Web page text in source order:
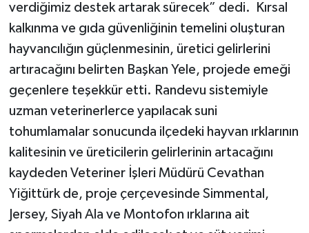
verdiğimiz destek artarak sürecek” dedi. Kırsal
kalkınma ve gıda güvenliğinin temelini oluşturan
hayvancılığın güçlenmesinin, üretici gelirlerini
artıracağını belirten Başkan Yele, projede emeği
geçenlere teşekkür etti. Randevu sistemiyle
uzman veterinerlerce yapılacak suni
tohumlamalar sonucunda ilçedeki hayvan ırklarının
kalitesinin ve üreticilerin gelirlerinin artacağını
kaydeden Veteriner İşleri Müdürü Cevathan
Yiğittürk de, proje çerçevesinde Simmental,
Jersey, Siyah Ala ve Montofon ırklarına ait